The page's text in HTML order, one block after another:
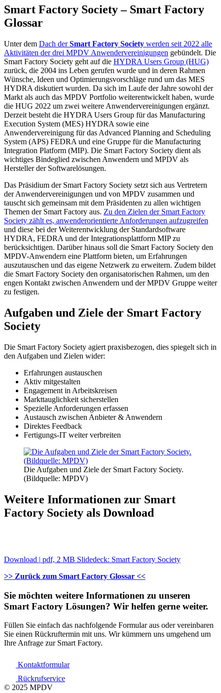
Smart Factory Society – Smart Factory
Glossar
Unter dem Dach derSmart Factory Society werden seit 2022 alle
Aktivitäten der drei MPDV Anwendervereinigungen gebündelt. Die
Smart Factory Society geht auf die HYDRA Users Group (HUG)
zurück, die 2004 ins Leben gerufen wurde und in deren Rahmen
Wünsche, Ideen und Optimierungsvorschläge rund um das MES
HYDRA diskutiert wurden. Da sich im Laufe der Jahre sowohl der
Markt als auch das MPDV Portfolio weiterentwickelt haben, wurde
die HUG 2022 um zwei weitere Anwendervereinigungen ergänzt.
Derzeit besteht die HYDRA Users Group für das Manufacturing
Execution System (MES) HYDRA sowie eine
Anwendervereinigung für das Advanced Planning and Scheduling
System (APS) FEDRA und eine Gruppe für die Manufacturing
Integration Platform (MIP). Die Smart Factory Society dient als
wichtiges Bindeglied zwischen Anwendern und MPDV als
Hersteller der Softwarelösungen.
Das Präsidium der Smart Factory Society setzt sich aus Vertretern
der Anwendervereinigungen und von MPDV zusammen und
tauscht sich gemeinsam mit dem Präsidenten zu allen wichtigen
Themen der Smart Factory aus. Zu den Zielen der Smart Factory
Society zählt es, anwenderorientierte Anforderungen aufzugreifen
und diese bei der Weiterentwicklung der Standardsoftware
HYDRA, FEDRA und der Integrationsplattform MIP zu
berücksichtigen. Darüber hinaus soll die Smart Factory Society den
MPDV-Anwendern eine Plattform bieten, um Erfahrungen
auszutauschen und das eigene Netzwerk zu erweitern. Zudem bildet
die Smart Factory Society den organisatorischen Rahmen, um den
engen Kontakt zwischen Anwendern und der MPDV Gruppe weiter
zu festigen.
Aufgaben und Ziele der Smart Factory
Society
Die Smart Factory Society agiert praxisbezogen, dies spiegelt sich in
den Aufgaben und Zielen wider:
Erfahrungen austauschen
Aktiv mitgestalten
Engagement in Arbeitskreisen
Markttauglichkeit sicherstellen
Spezielle Anforderungen erfassen
Austausch zwischen Anbieter & Anwendern
Direktes Feedback
Fertigungs-IT weiter verbreiten
Die Aufgaben und Ziele der Smart Factory Society.
(Bildquelle: MPDV)
Weitere Informationen zur Smart
Factory Society als Download
Download | pdf, 2 MB Slidedeck: Smart Factory Society
>> Zurück zum Smart Factory Glossar <<
Sie möchten weitere Informationen zu unseren
Smart Factory Lösungen? Wir helfen gerne weiter.
Füllen Sie einfach das nachfolgende Formular aus oder vereinbaren
Sie einen Rückruftermin mit uns. Wir kümmern uns umgehend um
Ihre Anfrage zur Smart Factory.
Kontaktformular
Rückrufservice
© 2025 MPDV